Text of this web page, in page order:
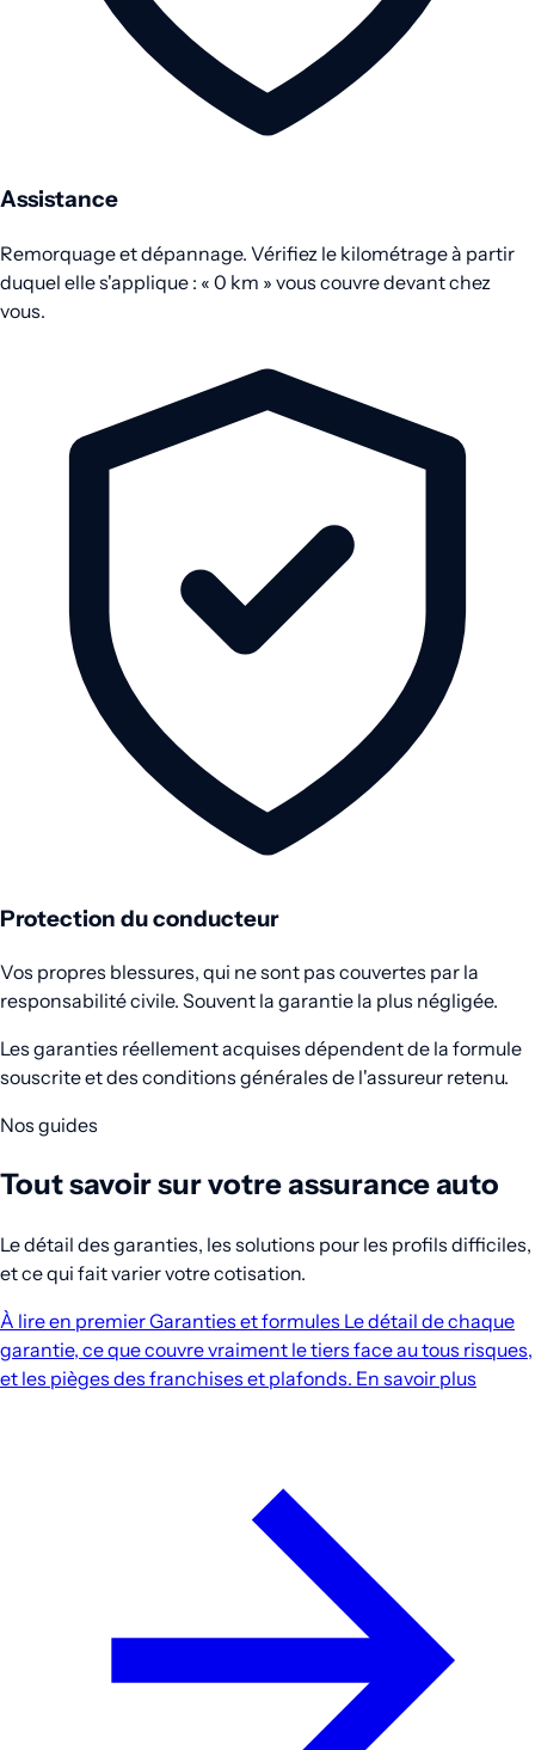
Assistance
Remorquage et dépannage. Vérifiez le kilométrage à partir
duquel elle s'applique : « 0 km » vous couvre devant chez
vous.
Protection du conducteur
Vos propres blessures, qui ne sont pas couvertes par la
responsabilité civile. Souvent la garantie la plus négligée.
Les garanties réellement acquises dépendent de la formule
souscrite et des conditions générales de l'assureur retenu.
Nos guides
Tout savoir sur votre assurance auto
Le détail des garanties, les solutions pour les profils difficiles,
et ce qui fait varier votre cotisation.
À lire en premierGaranties et formules Le détail de chaque
garantie, ce que couvre vraiment le tiers face au tous risques,
et les pièges des franchises et plafonds. En savoir plus